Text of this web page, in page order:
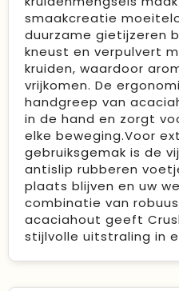
smaakcreatie
duurzame gietijzeren
kneust en verpulvert
kruiden, waardoor
vrijkomen. De
handgreep van
in de hand en zorgt
elke beweging.Voor
gebruiksgemak is de
antislip rubberen
plaats blijven en uw
combinatie van
acaciahout geeft
stijlvolle uitstraling in